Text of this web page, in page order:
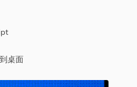
桌面